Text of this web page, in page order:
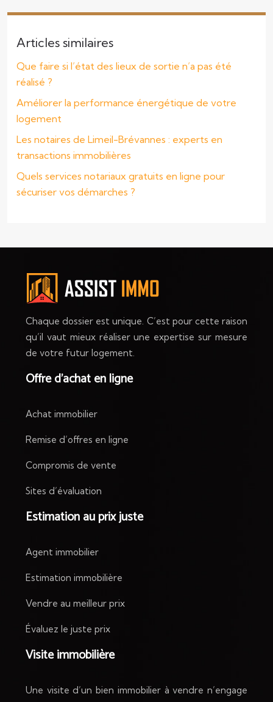
Articles similaires
Que faire si l’état des lieux de sortie n’a pas été
réalisé ?
Améliorer la performance énergétique de votre
logement
Les notaires de Limeil-Brévannes : experts en
transactions immobilières
Quels services notariaux gratuits en ligne pour
sécuriser vos démarches ?
Chaque dossier est unique. C’est pour cette raison
qu’il vaut mieux réaliser une expertise sur mesure
de votre futur logement.
Offre d’achat en ligne
Achat immobilier
Remise d’offres en ligne
Compromis de vente
Sites d’évaluation
Estimation au prix juste
Agent immobilier
Estimation immobilière
Vendre au meilleur prix
Évaluez le juste prix
Visite immobilière
Une visite d’un bien immobilier à vendre n’engage